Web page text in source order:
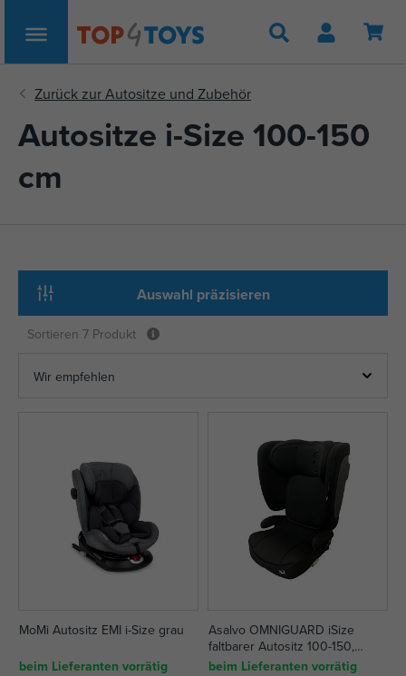
Suche
Autositze i-Size 100-150
cm
Auswahl präzisieren
Sortieren 7 Produkt
MoMi Autositz EMI i-Size grau
beim Lieferanten vorrätig
Asalvo OMNIGUARD iSize
faltbarer Autositz 100-150,
schwarz
beim Lieferanten vorrätig